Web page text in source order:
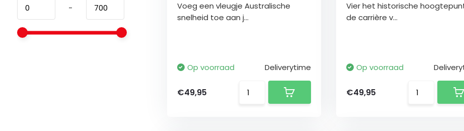
-
Voeg een vleugje Australische
snelheid toe aan j...
Op voorraad Deliverytime
€49,95
Vier het historische
de carrière v...
Op voorraad
€49,95